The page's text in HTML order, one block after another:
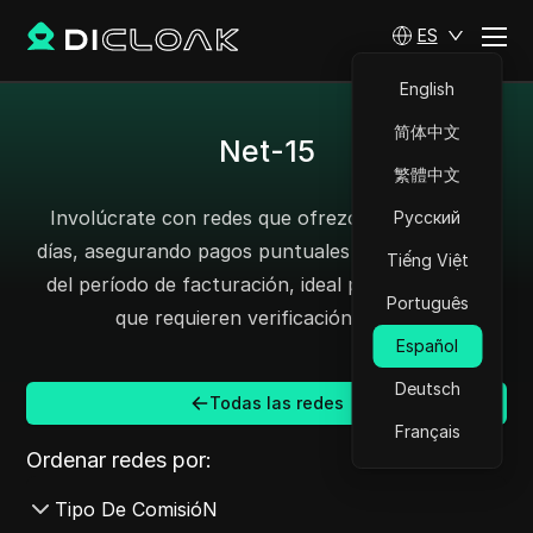
ES
English
简体中文
繁體中文
Русский
Tiếng Việt
Português
Español
Deutsch
Français
Net-15
Involúcrate con redes que ofrezcan pagos a 15
días, asegurando pagos puntuales 15 días después
del período de facturación, ideal para campañas
que requieren verificación rápida.
Todas las redes
Ordenar redes por:
Tipo De ComisióN